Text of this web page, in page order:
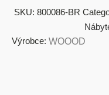
SKU: 800086-BR
Výrobce: WOOOD